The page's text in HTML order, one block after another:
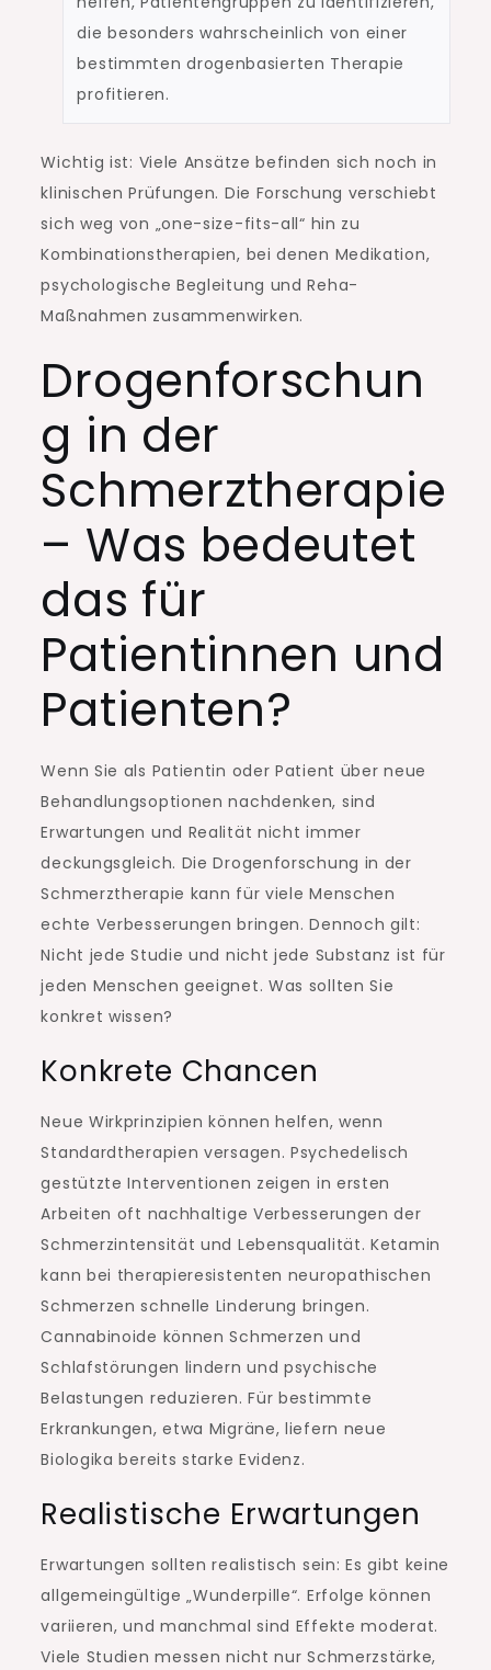
die besonders wahrscheinlich von einer
bestimmten drogenbasierten Therapie
profitieren.
Wichtig ist: Viele Ansätze befinden sich noch in
klinischen Prüfungen. Die Forschung verschiebt
sich weg von „one-size-fits-all“ hin zu
Kombinationstherapien, bei denen Medikation,
psychologische Begleitung und Reha-
Maßnahmen zusammenwirken.
Drogenforschun
g in der
Schmerztherapie
– Was bedeutet
das für
Patientinnen und
Patienten?
Wenn Sie als Patientin oder Patient über neue
Behandlungsoptionen nachdenken, sind
Erwartungen und Realität nicht immer
deckungsgleich. Die Drogenforschung in der
Schmerztherapie kann für viele Menschen
echte Verbesserungen bringen. Dennoch gilt:
Nicht jede Studie und nicht jede Substanz ist für
jeden Menschen geeignet. Was sollten Sie
konkret wissen?
Konkrete Chancen
Neue Wirkprinzipien können helfen, wenn
Standardtherapien versagen. Psychedelisch
gestützte Interventionen zeigen in ersten
Arbeiten oft nachhaltige Verbesserungen der
Schmerzintensität und Lebensqualität. Ketamin
kann bei therapieresistenten neuropathischen
Schmerzen schnelle Linderung bringen.
Cannabinoide können Schmerzen und
Schlafstörungen lindern und psychische
Belastungen reduzieren. Für bestimmte
Erkrankungen, etwa Migräne, liefern neue
Biologika bereits starke Evidenz.
Realistische Erwartungen
Erwartungen sollten realistisch sein: Es gibt keine
allgemeingültige „Wunderpille“. Erfolge können
variieren, und manchmal sind Effekte moderat.
Viele Studien messen nicht nur Schmerzstärke,